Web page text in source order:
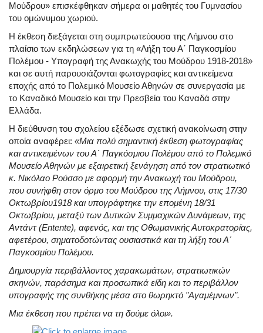
Μούδρου» επισκέφθηκαν σήμερα οι μαθητές του Γυμνασίου
του ομώνυμου χωριού.
Η έκθεση διεξάγεται στη συμπρωτεύουσα της Λήμνου στο
πλαίσιο των εκδηλώσεων για τη «Λήξη του Α΄ Παγκοσμίου
Πολέμου - Υπογραφή της Ανακωχής του Μούδρου 1918-2018»
και σε αυτή παρουσιάζονται φωτογραφίες και αντικείμενα
εποχής από το Πολεμικό Μουσείο Αθηνών σε συνεργασία με
το Καναδικό Μουσείο και την Πρεσβεία του Καναδά στην
Ελλάδα.
Η διεύθυνση του σχολείου εξέδωσε σχετική ανακοίνωση στην
οποία αναφέρει: «Μια πολύ σημαντική έκθεση φωτογραφίας
και αντικειμένων του Α΄ Παγκόσμιου Πολέμου από το Πολεμικό
Μουσείο Αθηνών με εξαιρετική ξενάγηση από τον στρατιωτικό
κ. Νικόλαο Ρούσσο με αφορμή την Ανακωχή του Μούδρου,
που συνήφθη στον όρμο του Μούδρου της Λήμνου, στις 17/30
Οκτωβρίου1918 και υπογράφτηκε την επομένη 18/31
Οκτωβρίου, μεταξύ των Δυτικών Συμμαχικών Δυνάμεων, της
Αντάντ (Entente), αφενός, και της Οθωμανικής Αυτοκρατορίας,
αφετέρου, σηματοδοτώντας ουσιαστικά και τη λήξη του Α΄
Παγκοσμίου Πολέμου.
Δημιουργία περιβάλλοντος χαρακωμάτων, στρατιωτικών
σκηνών, παράσημα και προσωπικά είδη και το περιβάλλον
υπογραφής της συνθήκης μέσα στο θωρηκτό "Αγαμέμνων".
Μια έκθεση που πρέπει να τη δούμε όλοι».